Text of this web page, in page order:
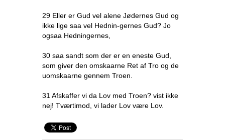
29 Eller er Gud vel alene Jødernes Gud og
ikke lige saa vel Hednin-gernes Gud? Jo
ogsaa Hedningernes,
30 saa sandt som der er en eneste Gud,
som giver den omskaarne Ret af Tro og de
uomskaarne gennem Troen.
31 Afskaffer vi da Lov med Troen? vist ikke
nej! Tværtimod, vi lader Lov være Lov.